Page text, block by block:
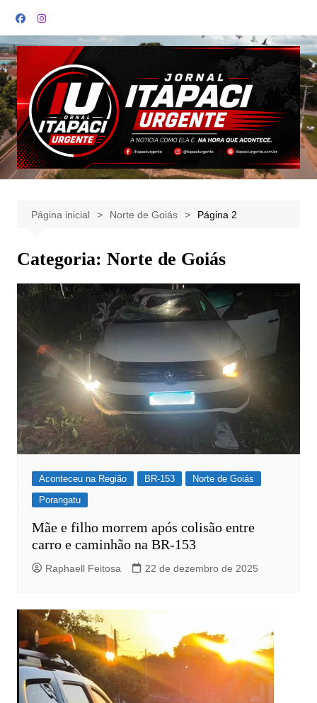
para
o
conteúdo
Página inicial Norte de Goiás Página 2
Categoria: Norte de Goiás
Aconteceu na Região BR-153
Norte de Goiás
Porangatu
Mãe e filho morrem após colisão entre
carro e caminhão na BR-153
Raphaell Feitosa 22 de dezembro de 2025